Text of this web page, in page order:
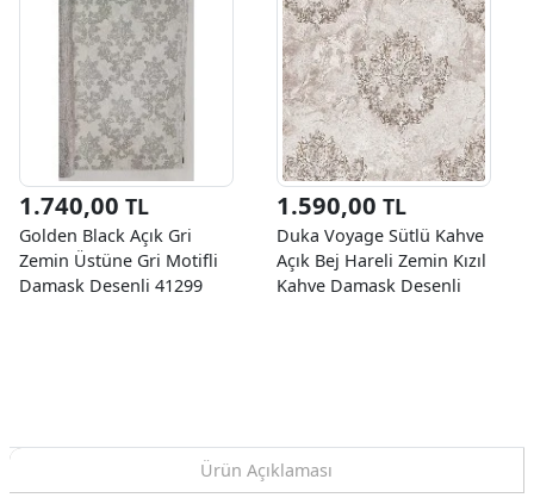
1.740,00 TL
Golden Black Açık Gri
Zemin Üstüne Gri Motifli
Damask Desenli 41299
1.590,00 TL
Duka Voyage Sütlü Kahve
Açık Bej Hareli Zemin Kızıl
Kahve Damask Desenli
Ürün Açıklaması